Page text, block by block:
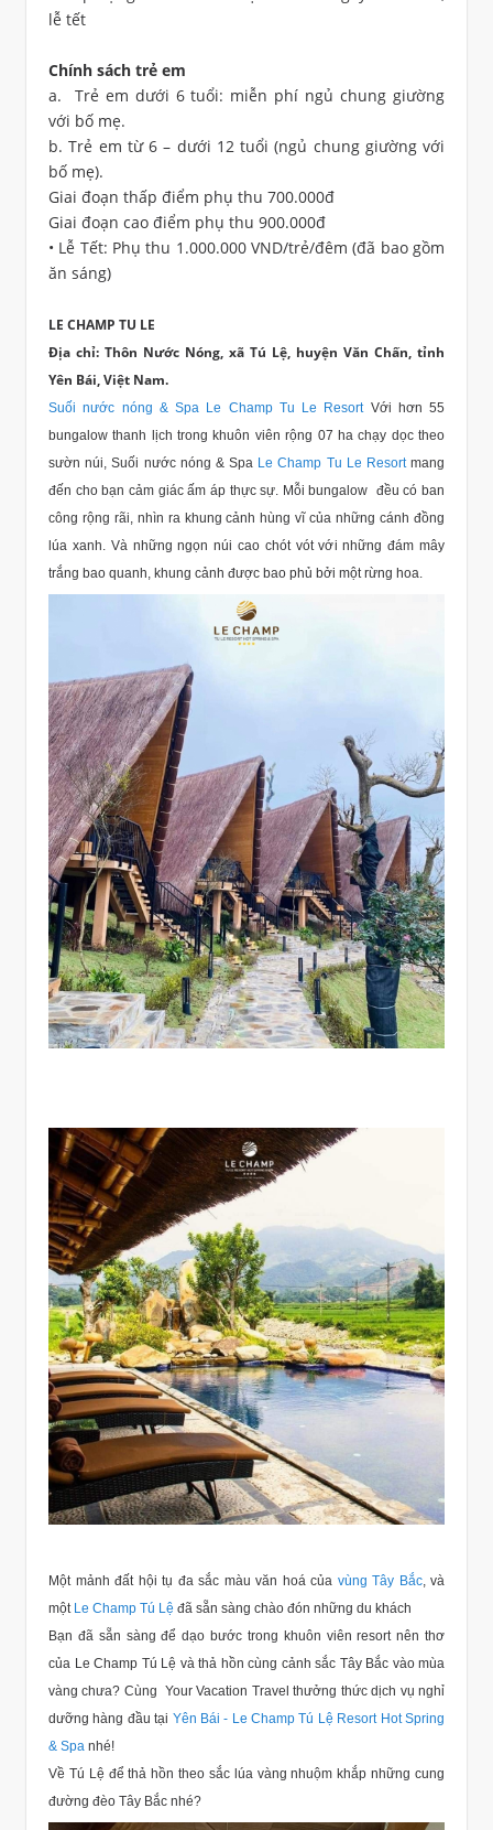
lễ tết
Chính sách trẻ em
a. Trẻ em dưới 6 tuổi: miễn phí ngủ chung giường
với bố mẹ.
b. Trẻ em từ 6 – dưới 12 tuổi (ngủ chung giường với
bố mẹ).
Giai đoạn thấp điểm phụ thu 700.000đ
Giai đoạn cao điểm phụ thu 900.000đ
• Lễ Tết: Phụ thu 1.000.000 VND/trẻ/đêm (đã bao gồm
ăn sáng)
LE CHAMP TU LE
Địa chỉ: Thôn Nước Nóng, xã Tú Lệ, huyện Văn Chấn, tỉnh
Yên Bái, Việt Nam.
Suối nước nóng & Spa Le Champ Tu Le Resort Với hơn 55
bungalow thanh lịch trong khuôn viên rộng 07 ha chạy dọc theo
sườn núi, Suối nước nóng & Spa Le Champ Tu Le Resortmang
đến cho bạn cảm giác ấm áp thực sự. Mỗi bungalow đều có ban
công rộng rãi, nhìn ra khung cảnh hùng vĩ của những cánh đồng
lúa xanh. Và những ngọn núi cao chót vót với những đám mây
trắng bao quanh, khung cảnh được bao phủ bởi một rừng hoa.
Một mảnh đất hội tụ đa sắc màu văn hoá của vùng Tây Bắc, và
một Le Champ Tú Lệ đã sẵn sàng chào đón những du khách
Bạn đã sẵn sàng để dạo bước trong khuôn viên resort nên thơ
của Le Champ Tú Lệ và thả hồn cùng cảnh sắc Tây Bắc vào mùa
vàng chưa? Cùng Your Vacation Travel thưởng thức dịch vụ nghỉ
dưỡng hàng đầu tại Yên Bái - Le Champ Tú Lệ Resort Hot Spring
& Spa nhé!
Về Tú Lệ để thả hồn theo sắc lúa vàng nhuộm khắp những cung
đường đèo Tây Bắc nhé?